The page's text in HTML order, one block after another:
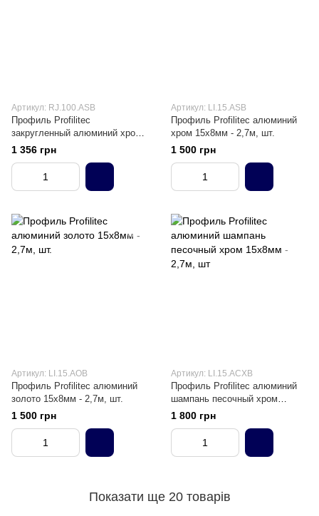
Артикул: RJ.100.ASB
Профиль Profilitec
закругленный алюминий хром
10мм - 2,7м, шт
1 356 грн
Артикул: LI.15.ASB
Профиль Profilitec алюминий
хром 15х8мм - 2,7м, шт.
1 500 грн
Артикул: LI.15.AOB
Профиль Profilitec алюминий
золото 15х8мм - 2,7м, шт.
1 500 грн
Артикул: LI.15.ACXB
Профиль Profilitec алюминий
шампань песочный хром
15х8мм - 2,7м, шт
1 800 грн
Показати ще 20 товарів